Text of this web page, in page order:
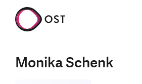
Monika Schenk